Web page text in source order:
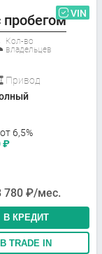
пробегом VIN
Кол-во
владельцев
Привод
6,5%
₽
780 ₽/мес.
В КРЕДИТ
В TRADE IN